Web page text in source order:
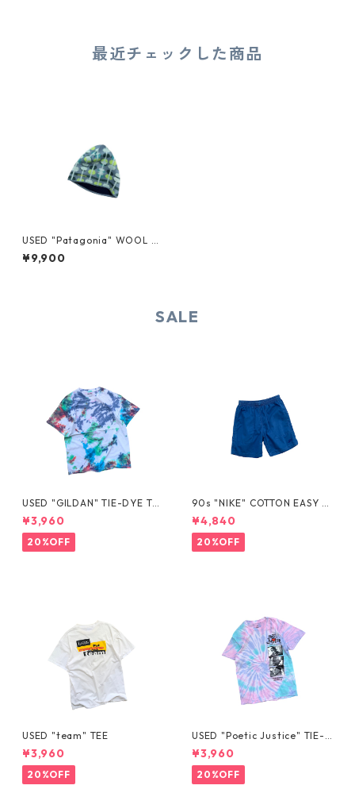
最近チェックした商品
USED "Patagonia" WOOL B
EANIE
¥9,900
SALE
USED "GILDAN" TIE-DYE TE
E
¥3,960
20%OFF
90s "NIKE" COTTON EASY S
HORTS
¥4,840
20%OFF
USED "team" TEE
¥3,960
20%OFF
USED "Poetic Justice" TIE-D
YE TEE
¥3,960
20%OFF